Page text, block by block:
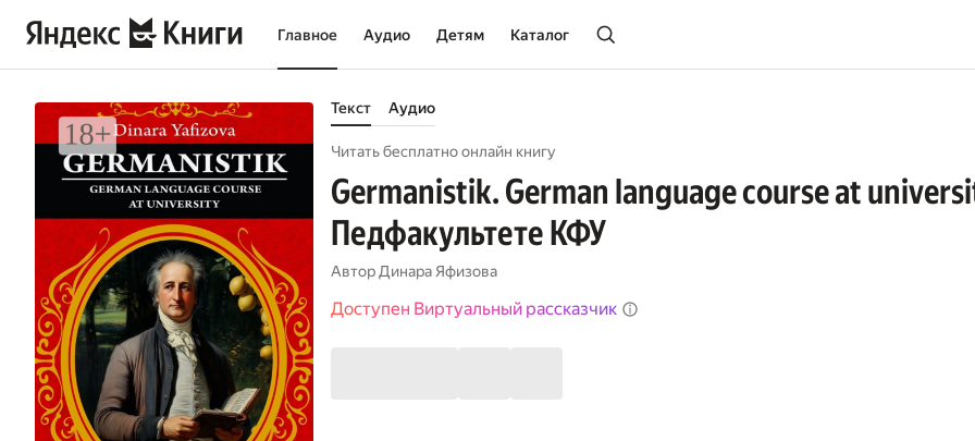
Главное Аудио Детям Каталог
Текст Аудио
Читать бесплатно онлайн книгу
Germanistik. German language course at
Педфакультете КФУ
Автор Динара Яфизова
Доступен Виртуальный рассказчик